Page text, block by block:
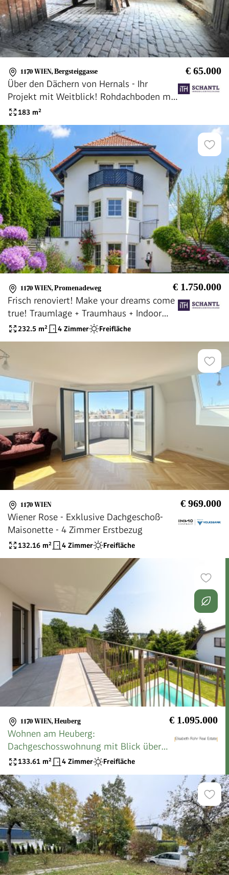
1170 WIEN, Bergsteiggasse € 65.000
Über den Dächern von Hernals - Ihr
Projekt mit Weitblick! Rohdachboden mit
Potential! Bereits traumhaft saniertes
Bestandsgebäude + Beste Infrastruktur
und Anbindung!
183 m²
1170 WIEN, Promenadeweg € 1.750.000
Frisch renoviert! Make your dreams come
true! Traumlage + Traumhaus + Indoor
Pool + Sauna + Toller Wienblick + Grün
wohin das Auge reicht! Enjoy life!
232.5 m² 4 Zimmer Freifläche
1170 WIEN € 969.000
Wiener Rose - Exklusive Dachgeschoß-
Maisonette - 4 Zimmer Erstbezug
132.16 m² 4 Zimmer Freifläche
1170 WIEN, Heuberg € 1.095.000
Wohnen am Heuberg:
Dachgeschosswohnung mit Blick über
die Hauptstadt
133.61 m² 4 Zimmer Freifläche